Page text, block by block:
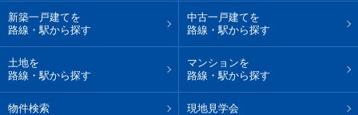
新築一戸建てを
路線・駅から探す
中古一戸建てを
路線・駅から探す
土地を
路線・駅から探す
マンションを
路線・駅から探す
物件検索 現地見学会